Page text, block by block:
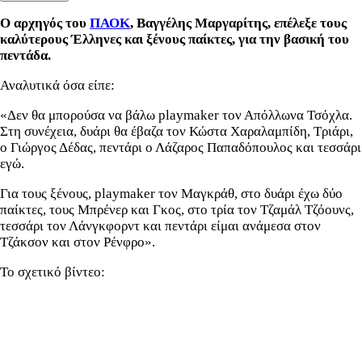
Ο αρχηγός του ΠΑΟΚ, Βαγγέλης Μαργαρίτης, επέλεξε τους
καλύτερους Έλληνες και ξένους παίκτες, για την βασική του
πεντάδα.
Αναλυτικά όσα είπε:
«Δεν θα μπορούσα να βάλω playmaker τον Απόλλωνα Τσόχλα.
Στη συνέχεια, δυάρι θα έβαζα τον Κώστα Χαραλαμπίδη, Τριάρι,
ο Γιώργος Δέδας, πεντάρι ο Λάζαρος Παπαδόπουλος και τεσσάρι
εγώ.
Για τους ξένους, playmaker τον Μαγκράθ, στο δυάρι έχω δύο
παίκτες, τους Μπρένερ και Γκος, στο τρία τον Τζαμάλ Τζόουνς,
τεσσάρι τον Λάνγκφορντ και πεντάρι είμαι ανάμεσα στον
Τζάκσον και στον Ρένφρο».
Το σχετικό βίντεο: